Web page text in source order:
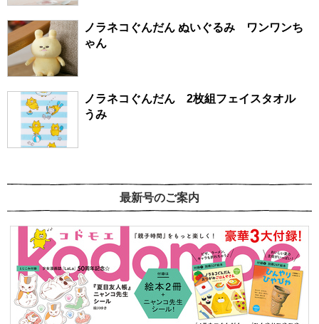
ノラネコぐんだん ぬいぐるみ ワンワンち
ゃん
ノラネコぐんだん 2枚組フェイスタオル
うみ
最新号のご案内